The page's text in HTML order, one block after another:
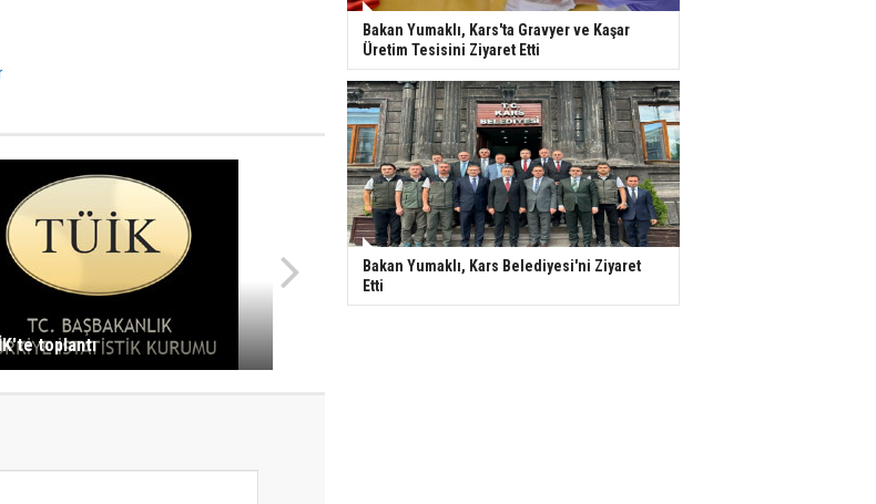
toplantı
Bakan Yumaklı, Kars'ta Gravyer ve Kaşar
Üretim Tesisini Ziyaret Etti
Bakan Yumaklı, Kars Belediyesi'ni Ziyaret
Etti